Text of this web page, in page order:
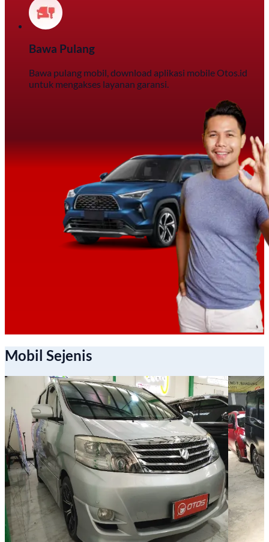
Bawa Pulang
Bawa pulang mobil, download aplikasi mobile Otos.id
untuk mengakses layanan garansi.
Mobil Sejenis